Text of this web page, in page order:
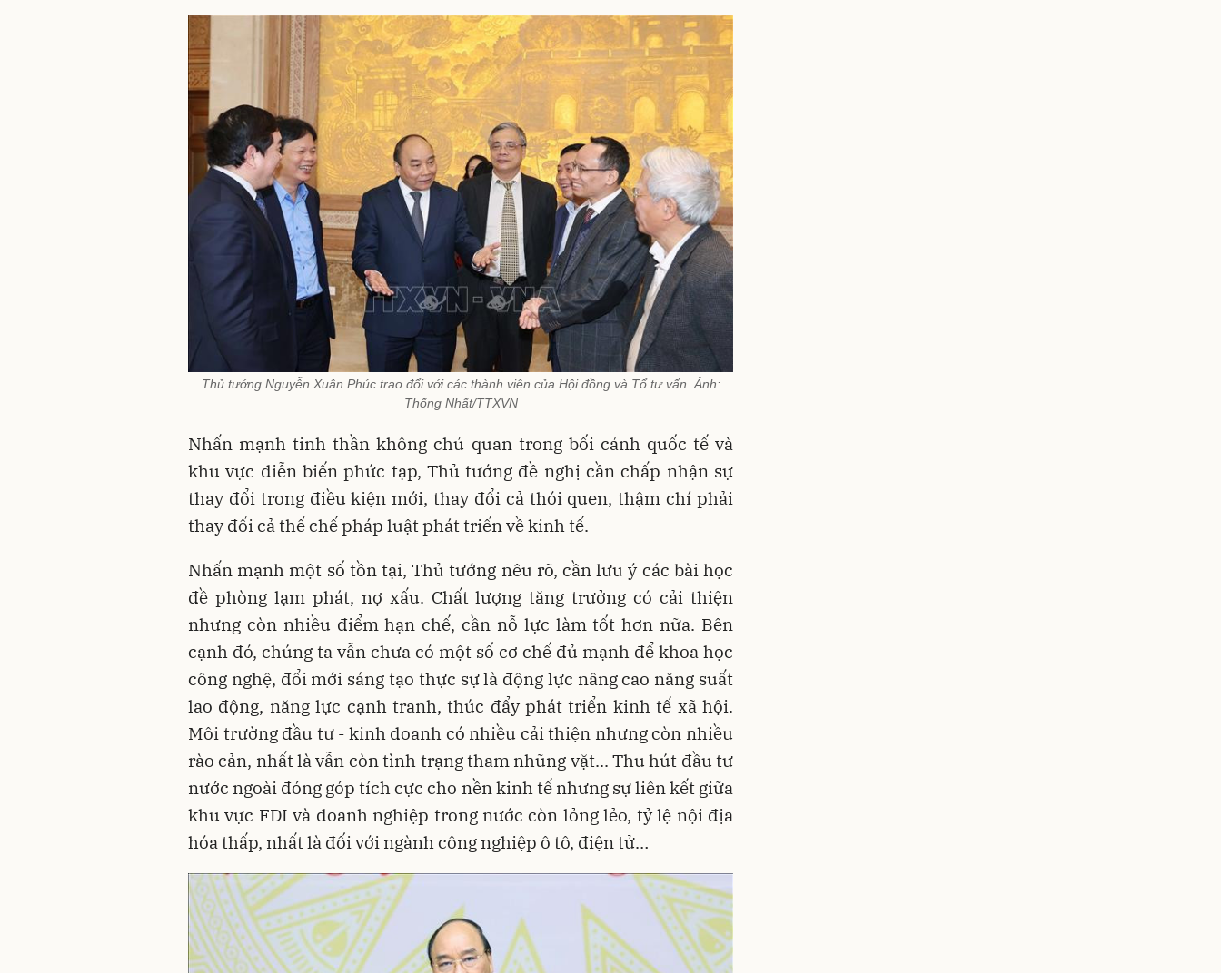
Thủ tướng Nguyễn Xuân Phúc trao đổi với các thành viên của Hội đồng và Tổ tư vấn. Ảnh:
Thống Nhất/TTXVN
Nhấn mạnh tinh thần không chủ quan trong bối cảnh quốc tế và
khu vực diễn biến phức tạp, Thủ tướng đề nghị cần chấp nhận sự
thay đổi trong điều kiện mới, thay đổi cả thói quen, thậm chí phải
thay đổi cả thể chế pháp luật phát triển về kinh tế.
Nhấn mạnh một số tồn tại, Thủ tướng nêu rõ, cần lưu ý các bài học
đề phòng lạm phát, nợ xấu. Chất lượng tăng trưởng có cải thiện
nhưng còn nhiều điểm hạn chế, cần nỗ lực làm tốt hơn nữa. Bên
cạnh đó, chúng ta vẫn chưa có một số cơ chế đủ mạnh để khoa học
công nghệ, đổi mới sáng tạo thực sự là động lực nâng cao năng suất
lao động, năng lực cạnh tranh, thúc đẩy phát triển kinh tế xã hội.
Môi trường đầu tư - kinh doanh có nhiều cải thiện nhưng còn nhiều
rào cản, nhất là vẫn còn tình trạng tham nhũng vặt... Thu hút đầu tư
nước ngoài đóng góp tích cực cho nền kinh tế nhưng sự liên kết giữa
khu vực FDI và doanh nghiệp trong nước còn lỏng lẻo, tỷ lệ nội địa
hóa thấp, nhất là đối với ngành công nghiệp ô tô, điện tử…